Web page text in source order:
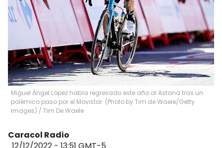
Miguel Ángel López había regresado este año al Astana tras un
polémico paso por el Movistar. (Photo by Tim de Waele/Getty
Images) / Tim De Waele
Caracol Radio